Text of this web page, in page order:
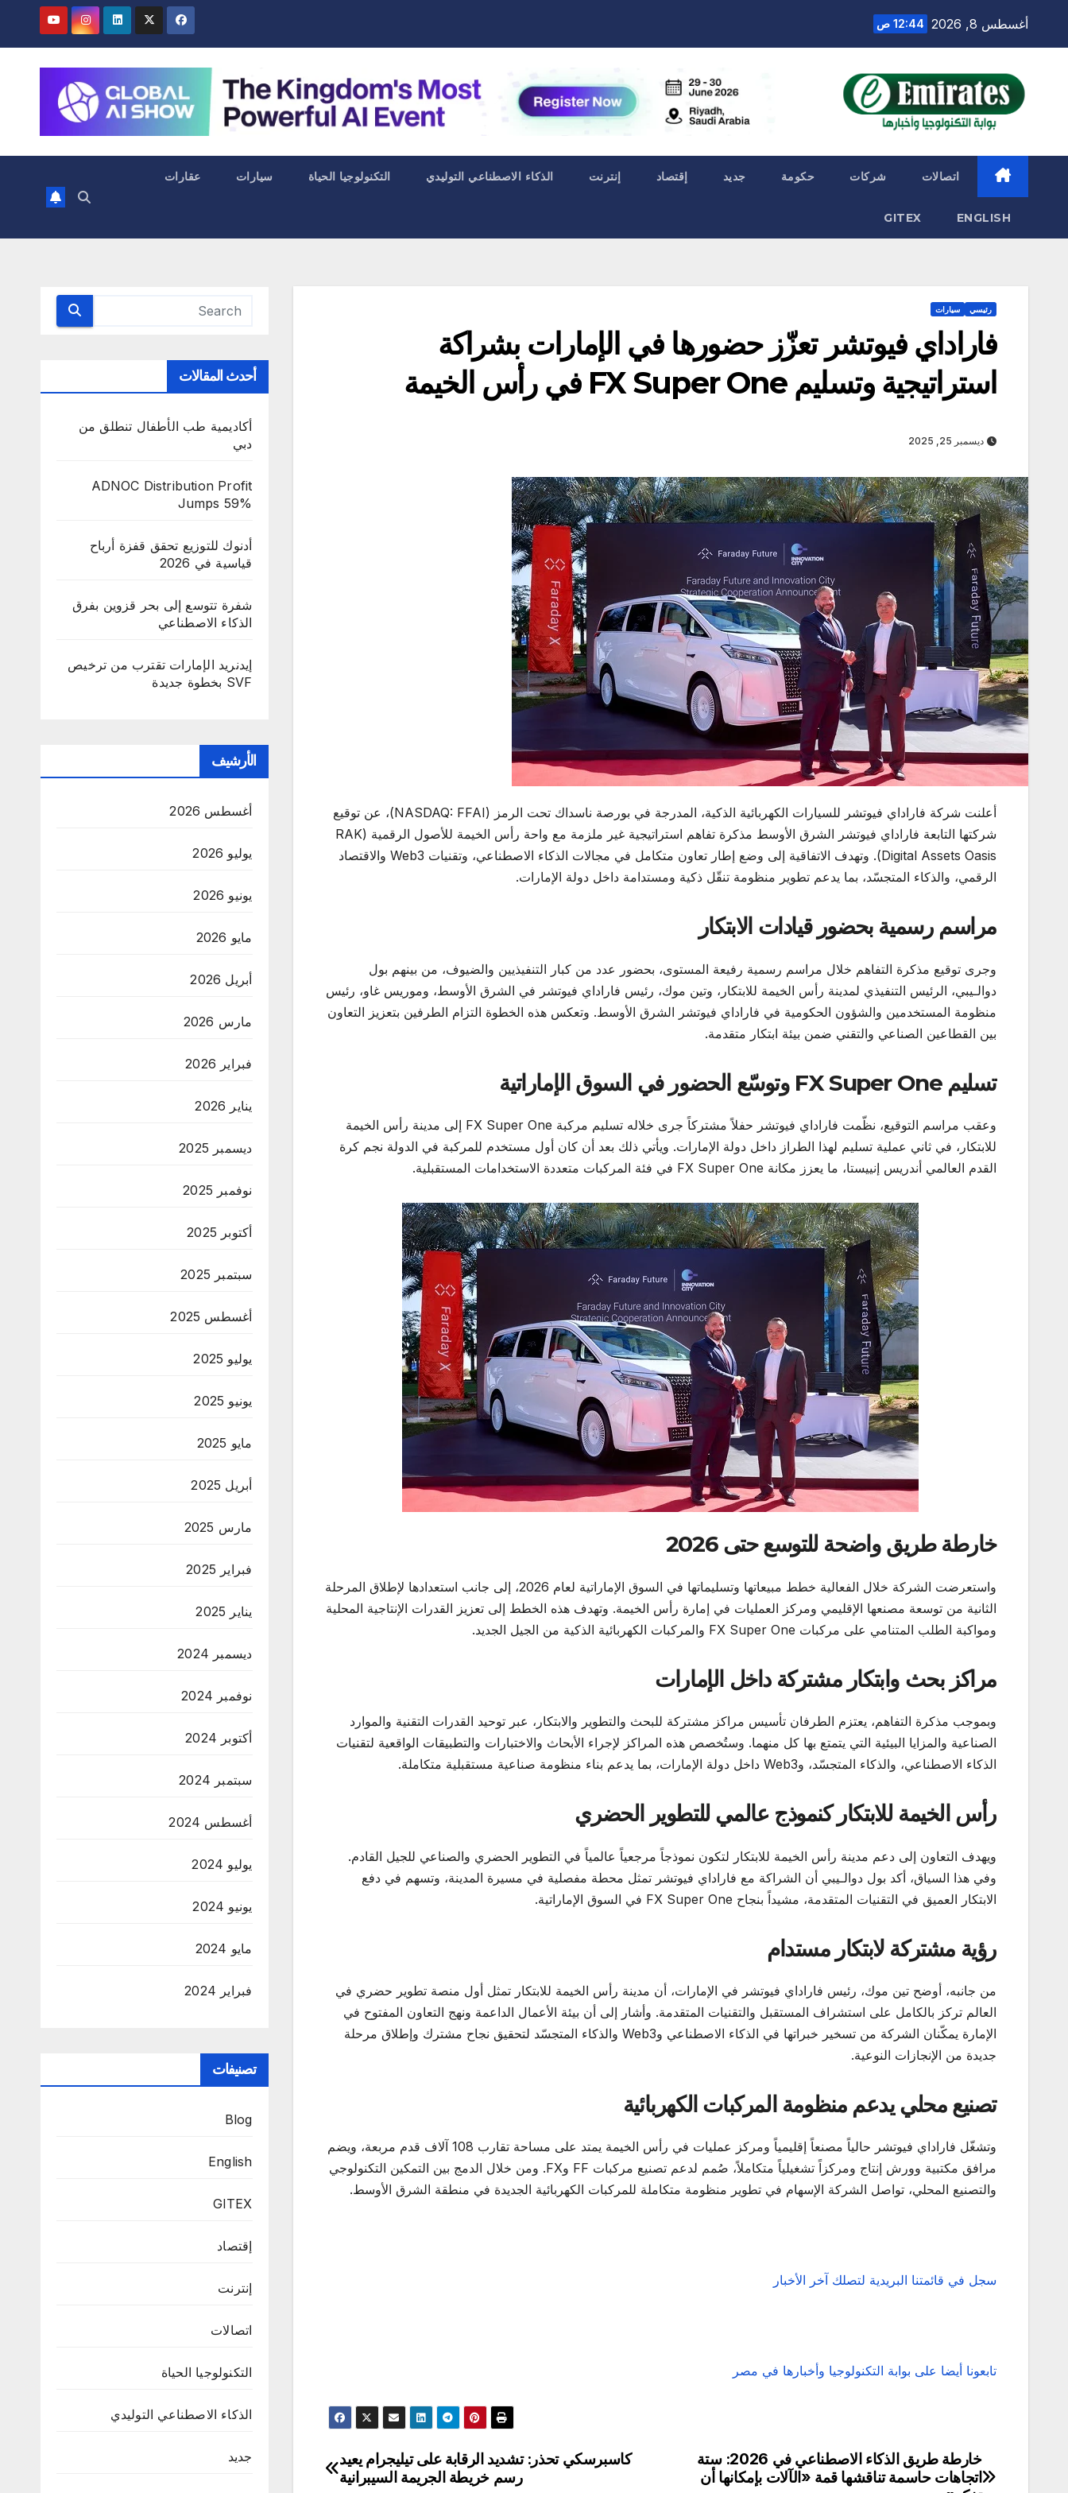
أغسطس 8, 2026 12:44 ص
اتصالات شركات حكومة جديد إقتصاد إنترنت الذكاء الاصطناعي التوليدي التكنولوجيا الحياة سيارات عقارات
ENGLISH
GITEX
رئيسي سيارات
فاراداي فيوتشر تعزّز حضورها في الإمارات بشراكة
استراتيجية وتسليم FX Super One في رأس الخيمة
ديسمبر 25, 2025
أعلنت شركة فاراداي فيوتشر للسيارات الكهربائية الذكية، المدرجة في بورصة ناسداك تحت الرمز (NASDAQ: FFAI)، عن توقيع
شركتها التابعة فاراداي فيوتشر الشرق الأوسط مذكرة تفاهم استراتيجية غير ملزمة مع واحة رأس الخيمة للأصول الرقمية (RAK
Digital Assets Oasis). وتهدف الاتفاقية إلى وضع إطار تعاون متكامل في مجالات الذكاء الاصطناعي، وتقنيات Web3 والاقتصاد
الرقمي، والذكاء المتجسّد، بما يدعم تطوير منظومة تنقّل ذكية ومستدامة داخل دولة الإمارات.
مراسم رسمية بحضور قيادات الابتكار
وجرى توقيع مذكرة التفاهم خلال مراسم رسمية رفيعة المستوى، بحضور عدد من كبار التنفيذيين والضيوف، من بينهم بول
دوالـيبي، الرئيس التنفيذي لمدينة رأس الخيمة للابتكار، وتين موك، رئيس فاراداي فيوتشر في الشرق الأوسط، وموريس غاو، رئيس
منظومة المستخدمين والشؤون الحكومية في فاراداي فيوتشر الشرق الأوسط. وتعكس هذه الخطوة التزام الطرفين بتعزيز التعاون
بين القطاعين الصناعي والتقني ضمن بيئة ابتكار متقدمة.
تسليم FX Super One وتوسّع الحضور في السوق الإماراتية
وعقب مراسم التوقيع، نظّمت فاراداي فيوتشر حفلاً مشتركاً جرى خلاله تسليم مركبة FX Super One إلى مدينة رأس الخيمة
للابتكار، في ثاني عملية تسليم لهذا الطراز داخل دولة الإمارات. ويأتي ذلك بعد أن كان أول مستخدم للمركبة في الدولة نجم كرة
القدم العالمي أندريس إنييستا، ما يعزز مكانة FX Super One في فئة المركبات متعددة الاستخدامات المستقبلية.
خارطة طريق واضحة للتوسع حتى 2026
واستعرضت الشركة خلال الفعالية خطط مبيعاتها وتسليماتها في السوق الإماراتية لعام 2026، إلى جانب استعدادها لإطلاق المرحلة
الثانية من توسعة مصنعها الإقليمي ومركز العمليات في إمارة رأس الخيمة. وتهدف هذه الخطط إلى تعزيز القدرات الإنتاجية المحلية
ومواكبة الطلب المتنامي على مركبات FX Super One والمركبات الكهربائية الذكية من الجيل الجديد.
مراكز بحث وابتكار مشتركة داخل الإمارات
وبموجب مذكرة التفاهم، يعتزم الطرفان تأسيس مراكز مشتركة للبحث والتطوير والابتكار، عبر توحيد القدرات التقنية والموارد
الصناعية والمزايا البيئية التي يتمتع بها كل منهما. وستُخصص هذه المراكز لإجراء الأبحاث والاختبارات والتطبيقات الواقعية لتقنيات
الذكاء الاصطناعي، والذكاء المتجسّد، وWeb3 داخل دولة الإمارات، بما يدعم بناء منظومة صناعية مستقبلية متكاملة.
رأس الخيمة للابتكار كنموذج عالمي للتطوير الحضري
ويهدف التعاون إلى دعم مدينة رأس الخيمة للابتكار لتكون نموذجاً مرجعياً عالمياً في التطوير الحضري والصناعي للجيل القادم.
وفي هذا السياق، أكد بول دوالـيبي أن الشراكة مع فاراداي فيوتشر تمثل محطة مفصلية في مسيرة المدينة، وتسهم في دفع
الابتكار العميق في التقنيات المتقدمة، مشيداً بنجاح FX Super One في السوق الإماراتية.
رؤية مشتركة لابتكار مستدام
من جانبه، أوضح تين موك، رئيس فاراداي فيوتشر في الإمارات، أن مدينة رأس الخيمة للابتكار تمثل أول منصة تطوير حضري في
العالم تركز بالكامل على استشراف المستقبل والتقنيات المتقدمة. وأشار إلى أن بيئة الأعمال الداعمة ونهج التعاون المفتوح في
الإمارة يمكّنان الشركة من تسخير خبراتها في الذكاء الاصطناعي وWeb3 والذكاء المتجسّد لتحقيق نجاح مشترك وإطلاق مرحلة
جديدة من الإنجازات النوعية.
تصنيع محلي يدعم منظومة المركبات الكهربائية
وتشغّل فاراداي فيوتشر حالياً مصنعاً إقليمياً ومركز عمليات في رأس الخيمة يمتد على مساحة تقارب 108 آلاف قدم مربعة، ويضم
مرافق مكتبية وورش إنتاج ومركزاً تشغيلياً متكاملاً، صُمم لدعم تصنيع مركبات FF وFX. ومن خلال الدمج بين التمكين التكنولوجي
والتصنيع المحلي، تواصل الشركة الإسهام في تطوير منظومة متكاملة للمركبات الكهربائية الجديدة في منطقة الشرق الأوسط.
سجل في قائمتنا البريدية لتصلك آخر الأخبار
تابعونا أيضا على بوابة التكنولوجيا وأخبارها في مصر
تصفّح
كاسبرسكي تحذر: تشديد الرقابة على تيليجرام يعيد
رسم خريطة الجريمة السيبرانية
خارطة طريق الذكاء الاصطناعي في 2026: ستة
اتجاهات حاسمة تناقشها قمة «الآلات بإمكانها أن
أحدث المقالات
أكاديمية طب الأطفال تنطلق من
دبي
ADNOC Distribution Profit
Jumps 59%
أدنوك للتوزيع تحقق قفزة أرباح
قياسية في 2026
شفرة تتوسع إلى بحر قزوين بفرق
الذكاء الاصطناعي
إيدنريد الإمارات تقترب من ترخيص
SVF بخطوة جديدة
الأرشيف
أغسطس 2026
يوليو 2026
يونيو 2026
مايو 2026
أبريل 2026
مارس 2026
فبراير 2026
يناير 2026
ديسمبر 2025
نوفمبر 2025
أكتوبر 2025
سبتمبر 2025
أغسطس 2025
يوليو 2025
يونيو 2025
مايو 2025
أبريل 2025
مارس 2025
فبراير 2025
يناير 2025
ديسمبر 2024
نوفمبر 2024
أكتوبر 2024
سبتمبر 2024
أغسطس 2024
يوليو 2024
يونيو 2024
مايو 2024
فبراير 2024
تصنيفات
Blog
English
GITEX
إقتصاد
إنترنت
اتصالات
التكنولوجيا الحياة
الذكاء الاصطناعي التوليدي
جديد